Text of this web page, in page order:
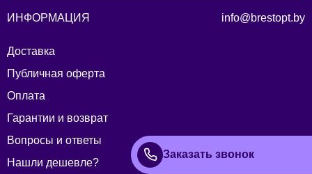
ИНФОРМАЦИЯ
Доставка
Публичная оферта
Оплата
Гарантии и возврат
Вопросы и ответы
Нашли дешевле?
info@brestopt.by
Заказать звонок